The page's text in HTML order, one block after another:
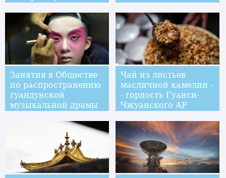
Занятия в Обществе
по распространению
гуандунской
музыкальной драмы
Чай из листьев
масличной камелии -
- гордость Гуанси-
Чжуанского АР